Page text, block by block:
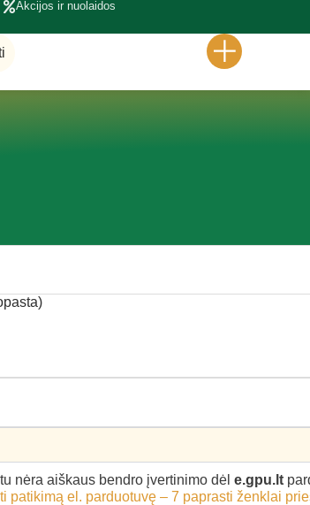
Akcijos ir nuolaidos
nėra aiškaus bendro įvertinimo dėl e.gpu.lt
patikimą el. parduotuvę – 7 paprasti ženklai